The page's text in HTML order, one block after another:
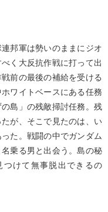
邦軍は勢いのままにジオ
く大反抗作戦に打って出
前の最後の補給を受ける
ワイトベースにある任務
島」の残敵掃討任務。残
が、そこで見たのは、い
た。戦闘の中でガンダム
乗る男と出会う。島の秘
けて無事脱出できるの